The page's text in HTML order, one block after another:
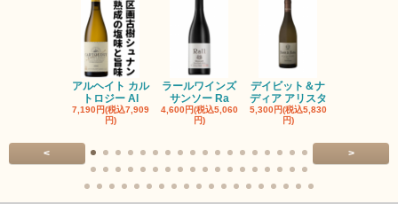
アルヘイト カル
トロジー Al
7,190円(税込7,909
円)
ラールワインズ
サンソー Ra
4,600円(税込5,060
円)
デイビット＆ナ
ディア アリスタ
5,300円(税込5,830
円)
< >